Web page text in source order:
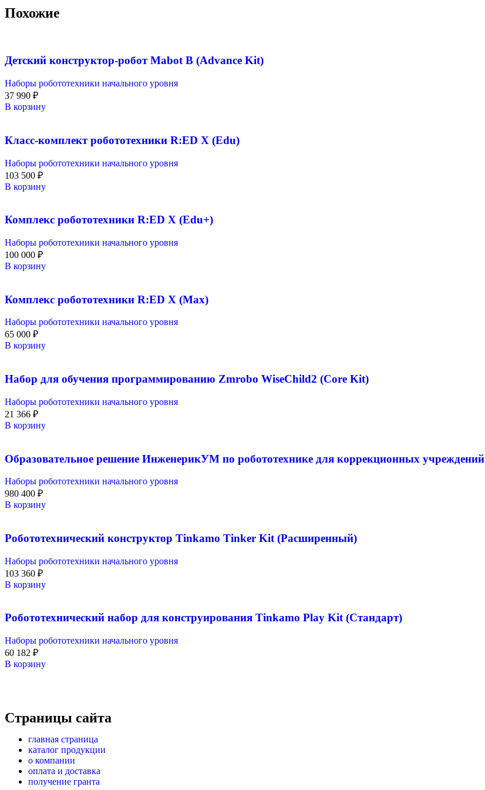
Похожие
Детский конструктор-робот Mabot B (Advance Kit)
Наборы робототехники начального уровня
37 990 ₽
В корзину
Класс-комплект робототехники R:ED X (Edu)
Наборы робототехники начального уровня
103 500 ₽
В корзину
Комплекс робототехники R:ED X (Edu+)
Наборы робототехники начального уровня
100 000 ₽
В корзину
Комплекс робототехники R:ED X (Max)
Наборы робототехники начального уровня
65 000 ₽
В корзину
Набор для обучения программированию Zmrobo WiseChild2 (Core Kit)
Наборы робототехники начального уровня
21 366 ₽
В корзину
Образовательное решение ИнженерикУМ по робототехнике для коррекционных учреждений
Наборы робототехники начального уровня
980 400 ₽
В корзину
Робототехнический конструктор Tinkamo Tinker Kit (Расширенный)
Наборы робототехники начального уровня
103 360 ₽
В корзину
Робототехнический набор для конструирования Tinkamo Play Kit (Стандарт)
Наборы робототехники начального уровня
60 182 ₽
В корзину
Страницы сайта
главная страница
каталог продукции
о компании
оплата и доставка
получение гранта